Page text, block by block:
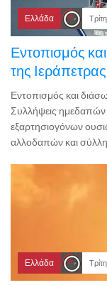
Ελλάδα
Εντοπισμός
της Ιεράπετρας
Εντοπισμός και
Συλλήψεις
εξαρτησιογόνων
αλλοδαπών και
Ελλάδα